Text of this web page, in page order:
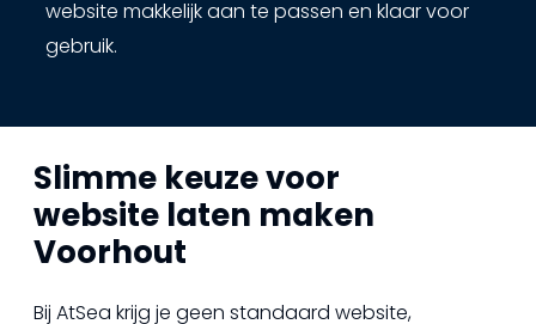
website makkelijk aan te passen en klaar voor
gebruik.
Slimme keuze voor
website laten maken
Voorhout
Bij AtSea krijg je geen standaard website,